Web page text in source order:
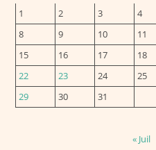
1
2 3 4
8
9 10 11
15
16 17 18
22
23 24 25
29
30 31
« Juil